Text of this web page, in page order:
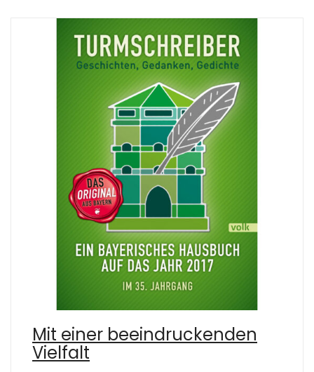
Mit einer beeindruckenden
Vielfalt